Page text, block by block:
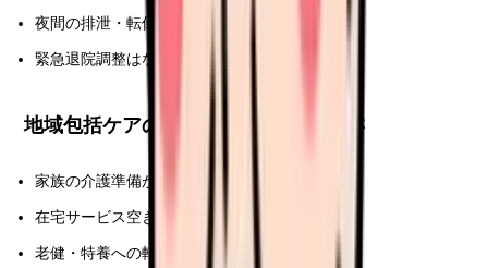
夜間の排泄・転倒対応中心
緊急退院調整はない
地域包括ケアの 60 日退院調整の難しさ
家族の介護準備が間に合わない
在宅サービス空き待ち
老健・特養への転入待ち